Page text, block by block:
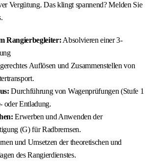
Vergütung. Das klingt spannend? Melden Sie
Rangierbegleiter: Absolvieren einer 3-
Auflösen und Zusammenstellen von
Durchführung von Wagenprüfungen (Stufe 1
oder Entladung.
Erwerben und Anwenden der
(G) für Radbremsen.
und Umsetzen der theoretischen und
des Rangierdienstes.